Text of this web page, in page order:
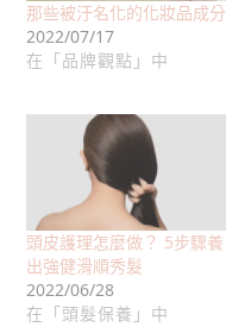
那些被汙名化的化妝品成分
2022/07/17
在「品牌觀點」中
頭皮護理怎麼做？ 5步驟養
出強健滑順秀髮
2022/06/28
在「頭髮保養」中